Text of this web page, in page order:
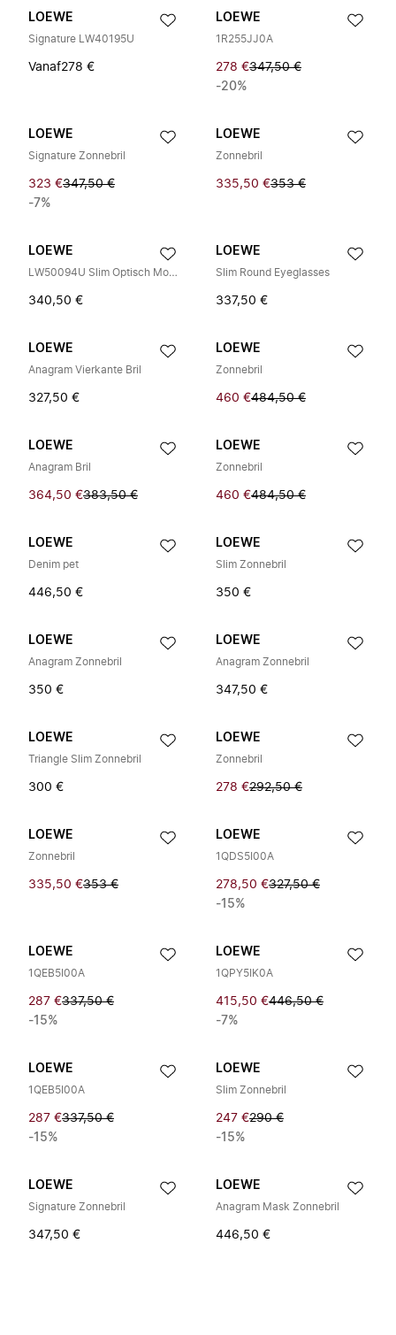
LOEWE
Signature LW40195U
Vanaf278 €
LOEWE
1R255JJ0A
278 €347,50 €
-20%
LOEWE
Signature Zonnebril
323 €347,50 €
-7%
LOEWE
Zonnebril
335,50 €353 €
LOEWE
LW50094U Slim Optisch Montuur
340,50 €
LOEWE
Slim Round Eyeglasses
337,50 €
LOEWE
Anagram Vierkante Bril
327,50 €
LOEWE
Zonnebril
460 €484,50 €
LOEWE
Anagram Bril
364,50 €383,50 €
LOEWE
Zonnebril
460 €484,50 €
LOEWE
Denim pet
446,50 €
LOEWE
Slim Zonnebril
350 €
LOEWE
Anagram Zonnebril
350 €
LOEWE
Anagram Zonnebril
347,50 €
LOEWE
Triangle Slim Zonnebril
300 €
LOEWE
Zonnebril
278 €292,50 €
LOEWE
Zonnebril
335,50 €353 €
LOEWE
1QDS5I00A
278,50 €327,50 €
-15%
LOEWE
1QEB5I00A
287 €337,50 €
-15%
LOEWE
1QPY5IK0A
415,50 €446,50 €
-7%
LOEWE
1QEB5I00A
287 €337,50 €
-15%
LOEWE
Slim Zonnebril
247 €290 €
-15%
LOEWE
Signature Zonnebril
347,50 €
LOEWE
Anagram Mask Zonnebril
446,50 €